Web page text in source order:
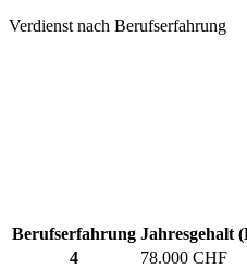
Verdienst nach Berufserfahrung
Berufserfahrung Jahresgehalt
4
78.000 CHF